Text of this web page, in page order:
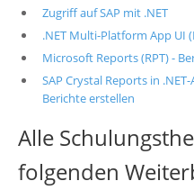
Zugriff auf SAP mit .NET
.NET Multi-Platform App UI
Microsoft Reports (RPT) -
SAP Crystal Reports in
Berichte erstellen
Alle
folgenden